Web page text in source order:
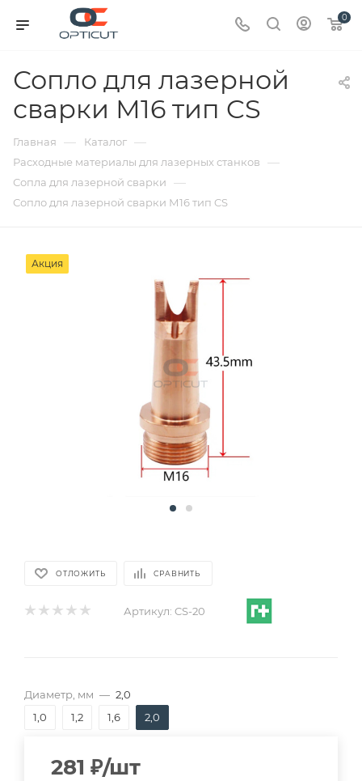
0
Сопло для лазерной
сварки М16 тип CS
Главная — Каталог —
Расходные материалы для лазерных станков —
Сопла для лазерной сварки —
Сопло для лазерной сварки М16 тип CS
Акция
ОТЛОЖИТЬ СРАВНИТЬ
Артикул: CS-20
Диаметр, мм — 2,0
1,0
1,2 1,6 2,0
281 ₽/шт